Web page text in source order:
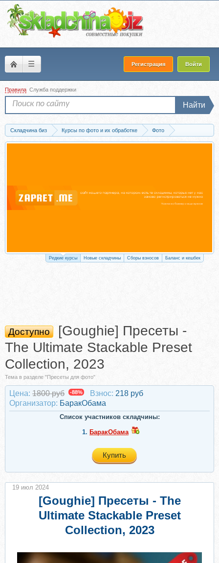
☰ Регистрация Войти
Правила Служба поддержки
Найти
Складчина биз Курсы по фото и их обработке
Фото
Пресеты для фото
Скачать [Goughie] Пресеты - The Ultimate Stackable
Редкие курсы Новые складчины Сборы взносов Баланс и кешбек
Доступно
[Goughie] Пресеты -
The Ultimate Stackable Preset
Collection, 2023
Тема в разделе "Пресеты для фото"
Цена: 1800 руб -88% Взнос: 218 руб
Организатор: БаракОбама
Список участников складчины:
1. БаракОбама
Купить
[Goughie] Пресеты - The
Ultimate Stackable Preset
Collection, 2023
19 июл 2024